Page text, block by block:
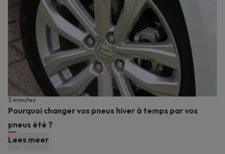
Pourquoi changer vos pneus hiver à temps par vos
pneus été ?
3 minutes
Lees meer